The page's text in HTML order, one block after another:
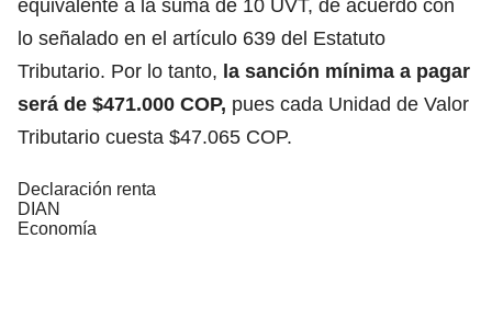
equivalente a la suma de 10 UVT, de acuerdo con
lo señalado en el artículo 639 del Estatuto
Tributario. Por lo tanto, la sanción mínima a pagar
será de $471.000 COP, pues cada Unidad de Valor
Tributario cuesta $47.065 COP.
Declaración renta
DIAN
Economía